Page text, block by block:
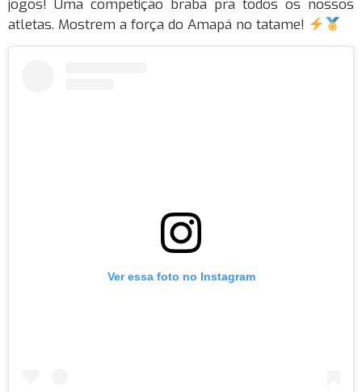
jogos! Uma competição braba pra todos os nossos
atletas. Mostrem a força do Amapá no tatame!
Ver essa foto no Instagram